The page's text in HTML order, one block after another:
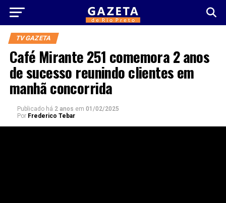
TV GAZETA
Café Mirante 251 comemora 2 anos
de sucesso reunindo clientes em
manhã concorrida
Publicado há 2 anos em 01/02/2025
Por Frederico Tebar